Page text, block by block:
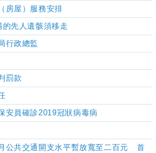
房屋）服務安排
先人遺骸須移走
行政總監
罰款
安員確診2019冠狀病毒病
公共交通開支水平暫放寬至二百元 首